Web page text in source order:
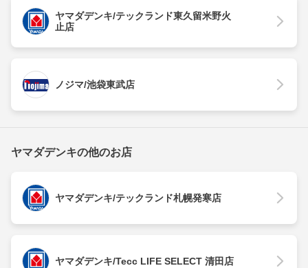
ヤマダデンキ/テックランド東久留米野火
止店
ノジマ/池袋東武店
ヤマダデンキの他のお店
ヤマダデンキ/テックランド札幌発寒店
ヤマダデンキ/Tecc LIFE SELECT 清田店